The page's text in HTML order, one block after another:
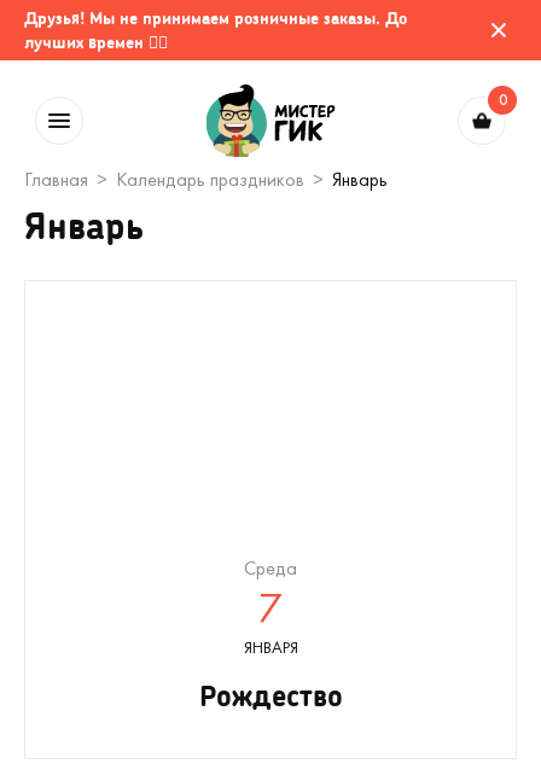
Друзья! Мы не принимаем розничные заказы. До
лучших времен 🤷‍♂️
0
Главная Календарь праздников Январь
Январь
Среда
7
ЯНВАРЯ
Рождество